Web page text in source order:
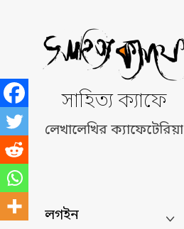
content
সাহিত্য ক্যাফে
লেখালেখির ক্যাফেটেরিয়া
লগইন